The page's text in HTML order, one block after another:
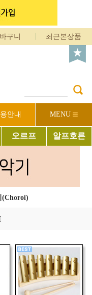
구니 최근본상품
안내 MENU
오르프 알프호른
(Choroi)